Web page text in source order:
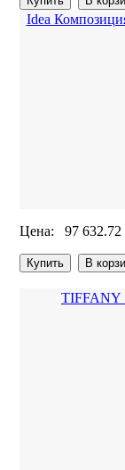
Idea
Цена: 97 632.72
TIFFANY